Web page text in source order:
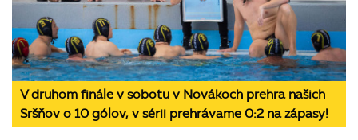
V druhom finále v sobotu v Novákoch prehra našich
Sršňov o 10 gólov, v sérii prehrávame 0:2 na zápasy!